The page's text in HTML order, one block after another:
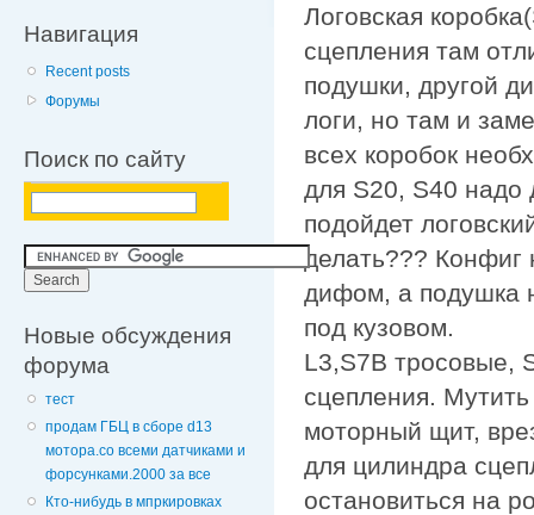
Навигация
Recent posts
Форумы
Поиск по сайту
Новые обсуждения
форума
тест
продам ГБЦ в сборе d13
мотора.со всеми датчиками и
форсунками.2000 за все
Кто-нибудь в мпркировках
Логовская
сцепления там
подушки, другой
логи, но там и
всех коробок
для S20, S40 надо
подойдет
делать???
дифом, а подушка
под кузовом.
L3,S7B тросовые,
сцепления.
моторный щит,
для цилиндра
остановиться на